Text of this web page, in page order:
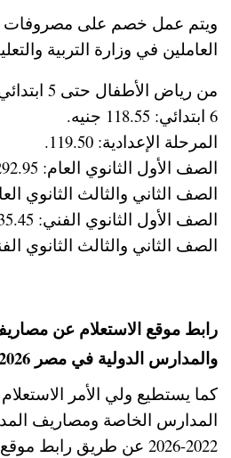
ويتم عمل خصم على مصروفات
العاملين في وزارة التربية
من رياض الأطفال حتى 5 ابتدائي: 171 جنيها.
6 ابتدائي: 118.55 جنيه.
المرحلة الإعدادية: 119.50.
الصف الأول الثانوي العام: 292.95 جنيه.
الصف الثاني والثالث الثانوي العام: 277.95
الصف الأول الثانوي الفني: 135.45 جنيه.
الصف الثاني والثالث الثانوي الفني: 120.45
رابط موقع الاستعلام عن
والمدارس الدولية في مصر 2026
كما يستطيع ولي الأمر
المدارس الخاصة ومصاريف
2022-2026 عن طريق رابط